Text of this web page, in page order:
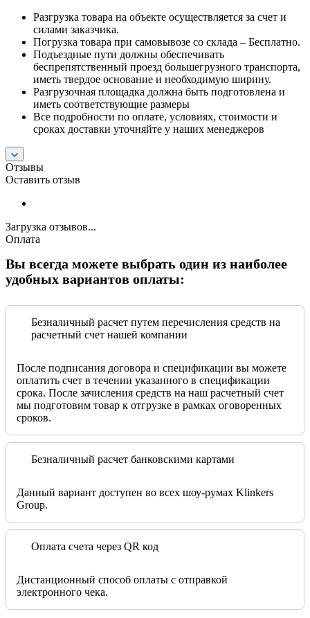
Разгрузка товара на объекте осуществляется за счет и
силами заказчика.
Погрузка товара при самовывозе со склада – Бесплатно.
Подъездные пути должны обеспечивать
беспрепятственный проезд большегрузного транспорта,
иметь твердое основание и необходимую ширину.
Разгрузочная площадка должна быть подготовлена и
иметь соответствующие размеры
Все подробности по оплате, условиях, стоимости и
сроках доставки уточняйте у наших менеджеров
Отзывы
Оставить отзыв
Загрузка отзывов...
Оплата
Вы всегда можете выбрать один из наиболее
удобных вариантов оплаты:
Безналичный расчет путем перечисления средств на
расчетный счет нашей компании
После подписания договора и спецификации вы можете
оплатить счет в течении указанного в спецификации
срока. После зачисления средств на наш расчетный счет
мы подготовим товар к отгрузке в рамках оговоренных
сроков.
Безналичный расчет банковскими картами
Данный вариант доступен во всех шоу-румах Klinkers
Group.
Оплата счета через QR код
Дистанционный способ оплаты с отправкой
электронного чека.